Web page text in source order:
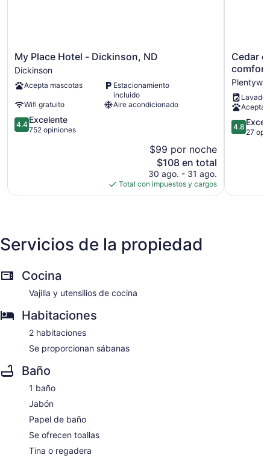
My
Place
Hotel
-
ND
Dickinson
My Place Hotel - Dickinson, ND
Dickinson
Acepta mascotas
Estacionamiento
incluido
Wifi gratuito
Aire acondicionado
4.4
de
4.4 Excelente
752 opiniones
$99 por noche
El
precio
actual
es
$108 en total
30 ago. - 31 ago.
Total con impuestos y cargos
Cedar
cabin.
Fully
Sleeps
3
Cedar
Acepta
4.8
de
4.8
27
Servicios de la propiedad
Cocina
Vajilla y utensilios de cocina
Habitaciones
2 habitaciones
Se proporcionan sábanas
Baño
1 baño
Jabón
Papel de baño
Se ofrecen toallas
Tina o regadera